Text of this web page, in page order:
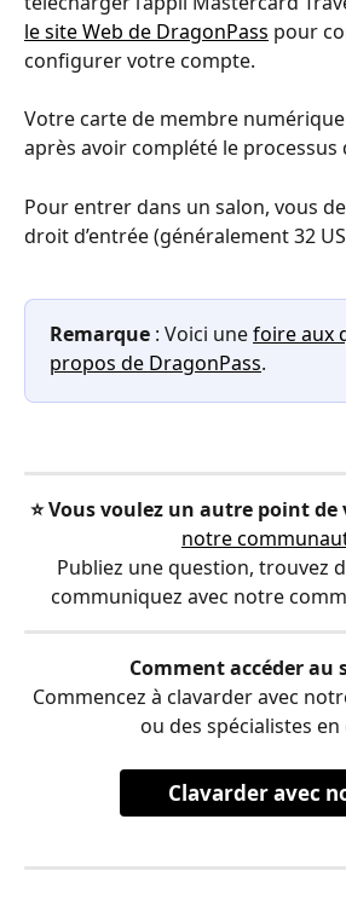
le site Web de DragonPass pour
configurer votre compte.
Votre carte de membre
après avoir complété le processus
Pour entrer dans un salon, vous
droit d’entrée (généralement 32
Remarque : Voici une foire aux
propos de DragonPass.
⭐️ Vous voulez un autre point de
notre
Publiez une question, trouvez
communiquez avec notre
Comment accéder au
Commencez à clavarder avec
ou des spécialistes
Clavarder avec